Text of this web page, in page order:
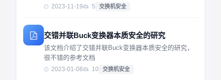
交换协议，用于实现PPP 链路上的密钥协商和鉴别、
2023-11-19 5 交换机安全
交错并联Buck变换器本质安全的研究
该文档介绍了交错并联Buck变换器本质安全的研究，
很不错的参考文档
2023-01-08 10 交换机安全